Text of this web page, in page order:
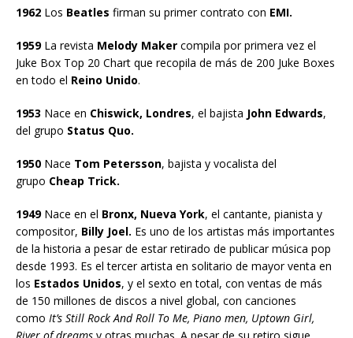
1962 Los Beatles firman su primer contrato con EMI.
1959La revista Melody Maker compila por primera vez el
Juke Box Top 20 Chart que recopila de más de 200 Juke Boxes
en todo el Reino Unido.
1953 Nace en Chiswick, Londres, el bajista John Edwards,
del grupo Status Quo.
1950 Nace Tom Petersson, bajista y vocalista del
grupo Cheap Trick.
1949Nace en el Bronx, Nueva York, el cantante, pianista y
compositor, Billy Joel. Es uno de los artistas más importantes
de la historia a pesar de estar retirado de publicar música pop
desde 1993. Es el tercer artista en solitario de mayor venta en
los Estados Unidos, y el sexto en total, con ventas de más
de 150 millones de discos a nivel global, con canciones
como It’s Still Rock And Roll To Me, Piano men, Uptown Girl,